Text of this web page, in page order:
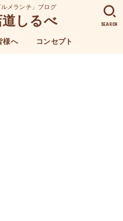
メランチ」ブログ
しるべ
様へ コンセプト
SEARCH